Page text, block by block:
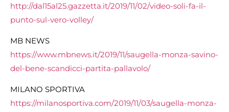
http://dal15al25.gazzetta.it/2019/11/02/video-soli-fa-il-
punto-sul-vero-volley/
MB NEWS
https://www.mbnews.it/2019/11/saugella-monza-savino-
del-bene-scandicci-partita-pallavolo/
MILANO SPORTIVA
https://milanosportiva.com/2019/11/03/saugella-monza-